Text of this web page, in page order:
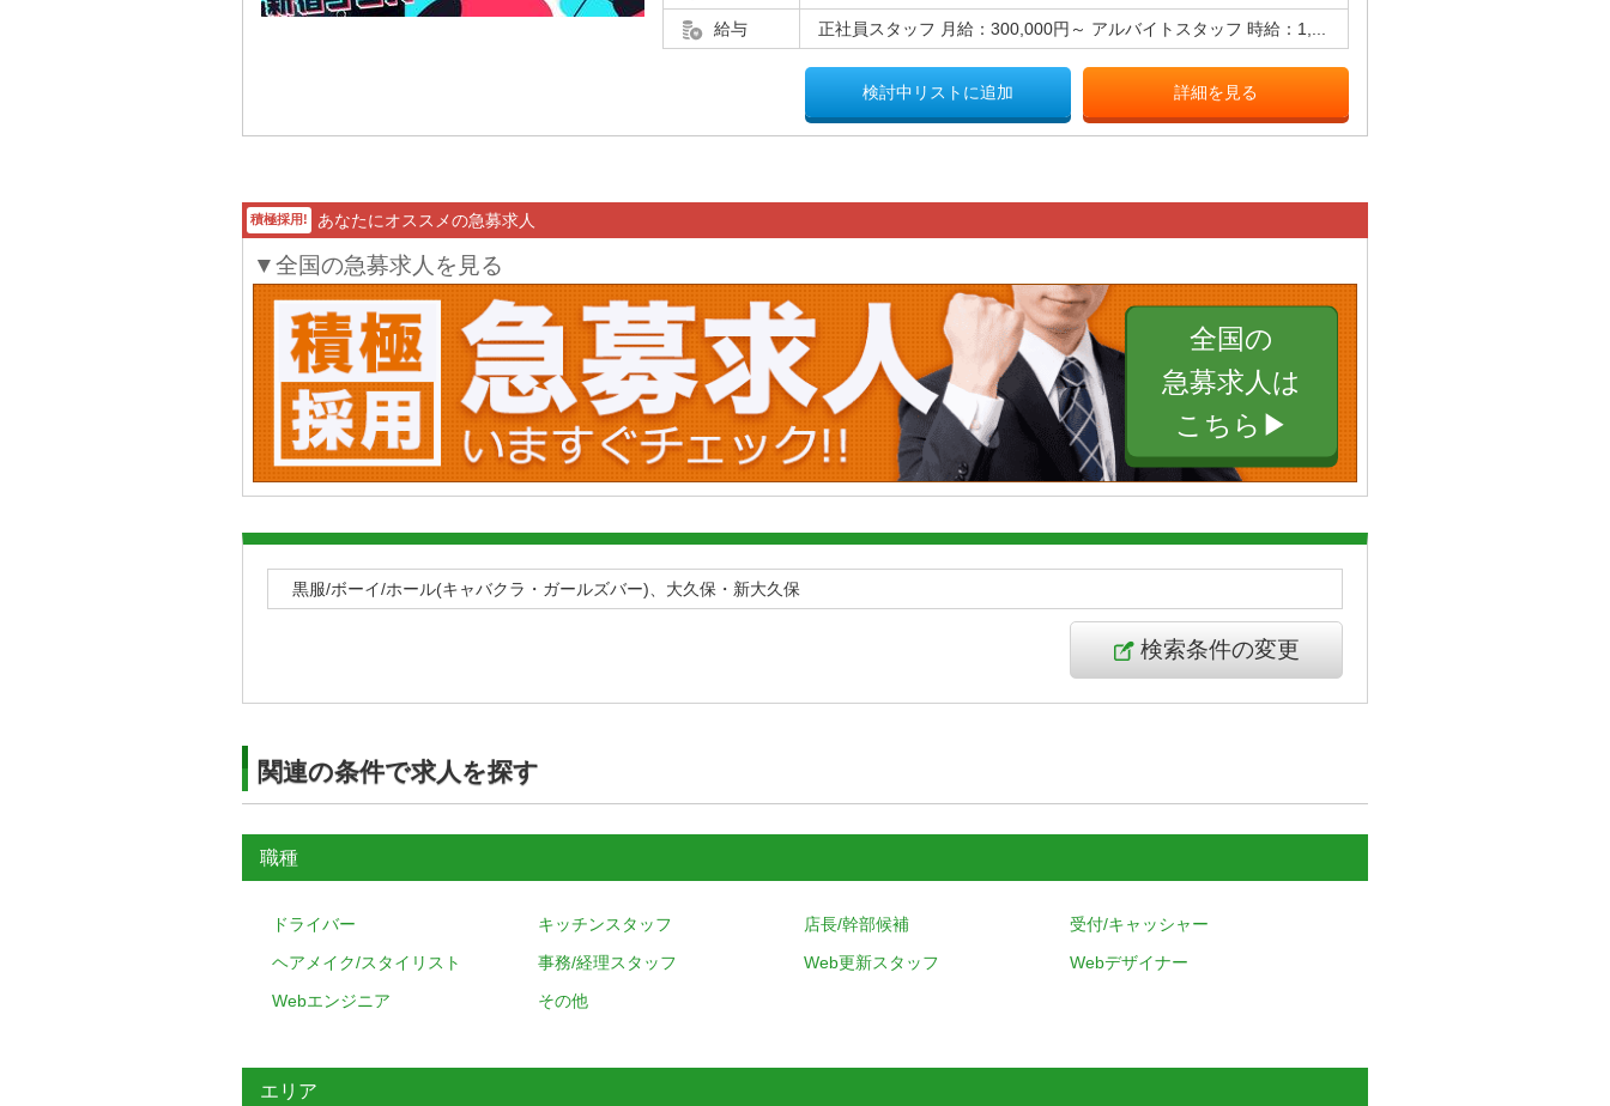
給与 正社員スタッフ 月給：300,000円～ アルバイトスタッフ 時給：1,...
検討中リストに追加 詳細を見る
積極採用! あなたにオススメの急募求人
▼全国の急募求人を見る
全国の
急募求人は
こちら▶︎
黒服/ボーイ/ホール(キャバクラ・ガールズバー)、大久保・新大久保
検索条件の変更
関連の条件で求人を探す
職種
ドライバー キッチンスタッフ 店長/幹部候補
受付/キャッシャー
ヘアメイク/スタイリスト
事務/経理スタッフ Web更新スタッフ
Webデザイナー
Webエンジニア
その他
エリア